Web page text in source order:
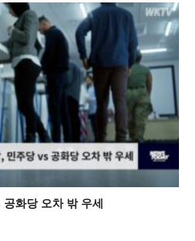
화당 오차 밖 우세